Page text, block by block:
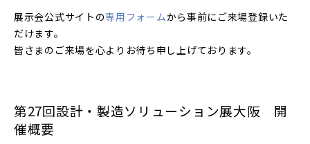
展示会公式サイトの専用フォームから事前にご来場登録いた
だけます。
皆さまのご来場を心よりお待ち申し上げております。
第27回設計・製造ソリューション展大阪 開
催概要